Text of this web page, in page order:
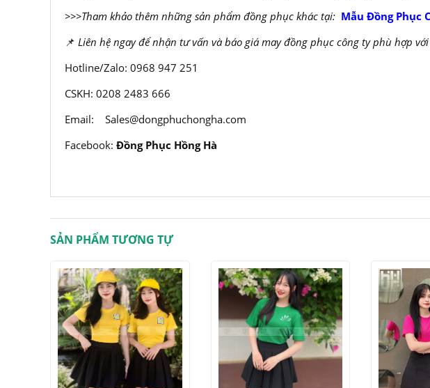
>>>Tham khảo thêm những sản phẩm đồng phục khác tại: Mẫu Đồng Phục
📌 Liên hệ ngay để nhận tư vấn và báo giá may đồng phục công ty phù hợp
Hotline/Zalo: 0968 947 251
CSKH: 0208 2483 666
Email: Sales@dongphuchongha.com
Facebook: Đồng Phục Hồng Hà
SẢN PHẨM TƯƠNG TỰ